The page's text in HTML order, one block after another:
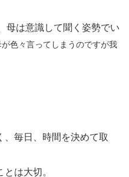
母は意識して聞く姿勢でい
が色々言ってしまうのですが我
、毎日、時間を決めて取
は大切。